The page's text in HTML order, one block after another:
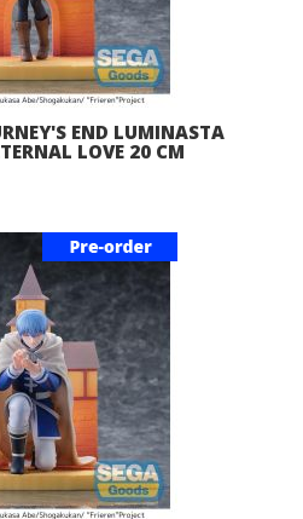
END LUMINASTA
LOVE 20 CM